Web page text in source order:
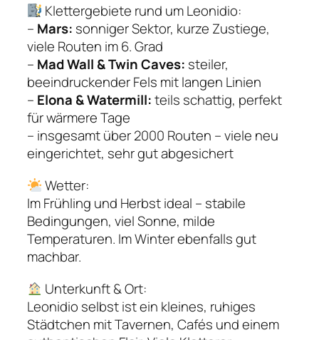
Klettergebiete rund um Leonidio:
– Mars: sonniger Sektor, kurze Zustiege,
viele Routen im 6. Grad
– Mad Wall & Twin Caves: steiler,
beeindruckender Fels mit langen Linien
– Elona & Watermill:teils schattig, perfekt
für wärmere Tage
– insgesamt über 2000 Routen – viele neu
eingerichtet, sehr gut abgesichert
Wetter:
Im Frühling und Herbst ideal – stabile
Bedingungen, viel Sonne, milde
Temperaturen. Im Winter ebenfalls gut
machbar.
Unterkunft & Ort:
Leonidio selbst ist ein kleines, ruhiges
Städtchen mit Tavernen, Cafés und einem